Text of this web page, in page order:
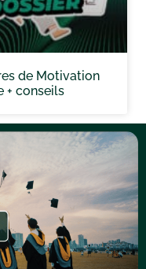
de Motivation
+ conseils